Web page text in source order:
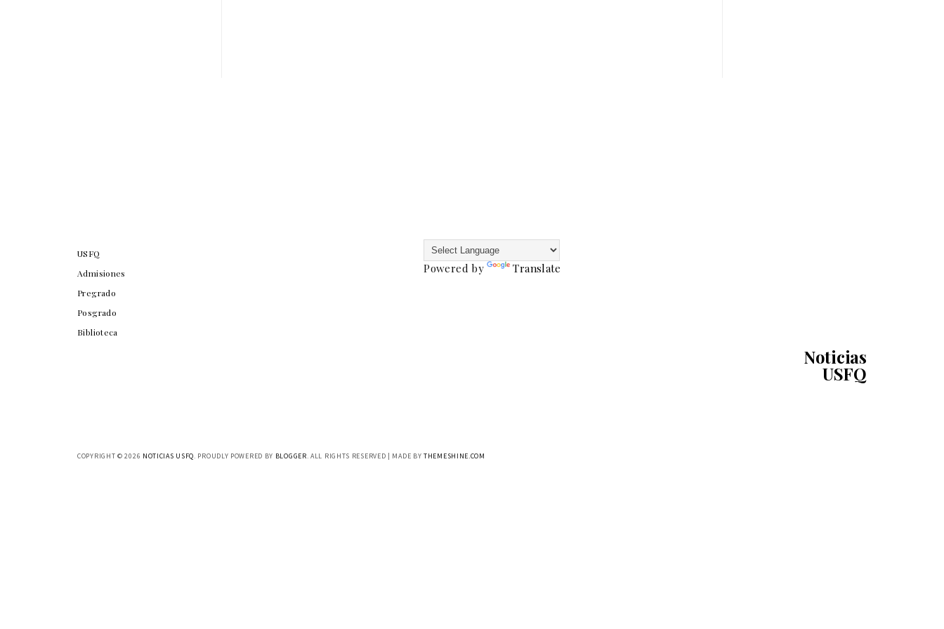
USFQ
Admisiones
Pregrado
Posgrado
Biblioteca
Powered by Translate
Noticias
USFQ
COPYRIGHT ©2026 NOTICIAS USFQ . PROUDLY POWERED BY BLOGGER . ALL RIGHTS RESERVED | MADE BYTHEMESHINE.COM